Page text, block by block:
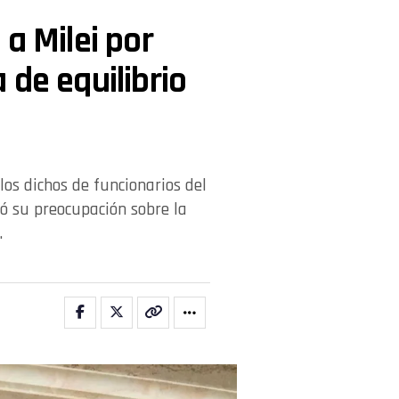
Milei por
de equilibrio
dichos de funcionarios del
preocupación sobre la